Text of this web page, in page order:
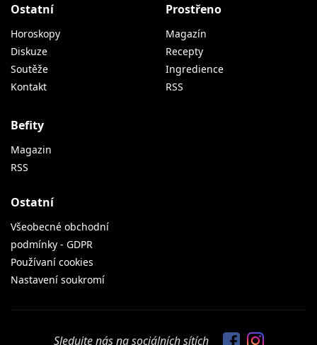
Ostatní
Horoskopy
Diskuze
Soutěže
Kontakt
Prostřeno
Magazín
Recepty
Ingredience
RSS
Befity
Magazin
RSS
Ostatní
Všeobecné obchodní
podmínky - GDPR
Používaní cookies
Nastavení soukromí
Sledujte nás na sociálních sítích